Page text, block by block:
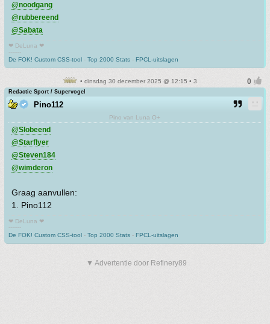
@noodgang
@rubbereend
@Sabata
❤ DeLuna ❤
-------
De FOK! Custom CSS-tool - Top 2000 Stats - FPCL-uitslagen
• dinsdag 30 december 2025 @ 12:15 • 3
Redactie Sport / Supervogel
Pino112
Pino van Luna O+
@Slobeend
@Starflyer
@Steven184
@wimderon
Graag aanvullen:
1. Pino112
❤ DeLuna ❤
-------
De FOK! Custom CSS-tool - Top 2000 Stats - FPCL-uitslagen
▼ Advertentie door Refinery89